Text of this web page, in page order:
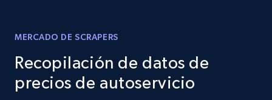
MERCADO DE SCRAPERS
Recopilación de datos de
precios de autoservicio